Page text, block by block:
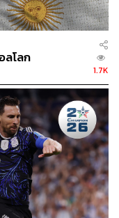
ลโลก
1.7K